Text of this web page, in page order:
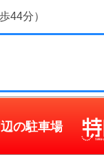
44分）
の駐車場